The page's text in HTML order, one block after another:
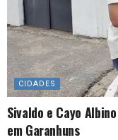
CIDADES
Sivaldo e Cayo
em Garanhuns